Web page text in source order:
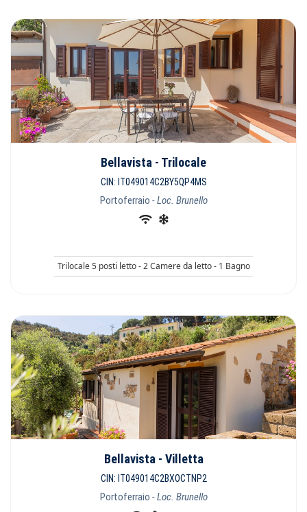
Bellavista - Trilocale
CIN: IT049014C2BY5QP4MS
Portoferraio - Loc. Brunello
Trilocale 5 posti letto - 2 Camere da letto - 1 Bagno
Bellavista - Villetta
CIN: IT049014C2BXOCTNP2
Portoferraio - Loc. Brunello